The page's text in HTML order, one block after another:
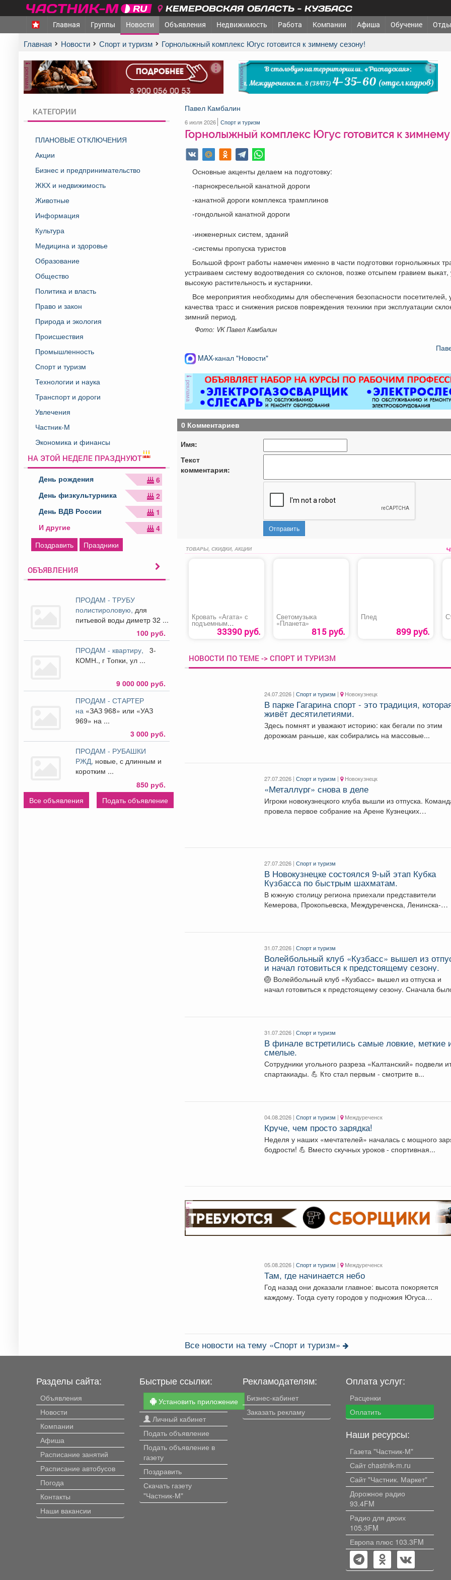
КЕМЕРОВСКАЯ ОБЛАСТЬ - КУЗБАСС
Главная Группы Новости Объявления Недвижимость Работа Компании Афиша Обучение
Главная Новости Спорт и туризм Горнолыжный комплекс Югус готовится к зимнему сезону!
реклама реклама
КАТЕГОРИИ
ПЛАНОВЫЕ ОТКЛЮЧЕНИЯ
Акции
Бизнес и предпринимательство
ЖКХ и недвижимость
Животные
Информация
Культура
Медицина и здоровье
Образование
Общество
Политика и власть
Право и закон
Природа и экология
Происшествия
Промышленность
Спорт и туризм
Технологии и наука
Транспорт и дороги
Увлечения
Частник-М
Экономика и финансы
НА ЭТОЙ НЕДЕЛЕ ПРАЗДНУЮТ
День рождения
6
День физкультурника
2
День ВДВ России
1
И другие
4
Поздравить
Праздники
ОБЪЯВЛЕНИЯ
ПРОДАМ - ТРУБУ
полистироловую, для
питьевой воды диметр 32 ...
100 руб.
ПРОДАМ - квартиру,
3-
КОМН., г Топки, ул ...
9 000 000 руб.
ПРОДАМ - СТАРТЕР
на «ЗАЗ 968» или «УАЗ
969» на ...
3 000 руб.
ПРОДАМ - РУБАШКИ
РЖД, новые, с длинным и
коротким ...
850 руб.
Все объявления
Подать объявление
Павел Камбалин
6 июля 2026 Спорт и туризм
Горнолыжный комплекс Югус готовится к
Основные акценты делаем на подготовку:
-парнокресельной канатной дороги
-канатной дороги комплекса трамплинов
-гондольной канатной дороги
-инженерных систем, зданий
-системы пропуска туристов
Большой фронт работы намечен именно в части подготовки горнолыжных
устраиваем систему водоотведения со склонов, позже отсыпем гравием
высокую растительность и кустарники.
Все мероприятия необходимы для обеспечения безопасности посетителей,
качества трасс и снижения рисков повреждения техники при эксплуатации
зимний период.
Фото: VK Павел Камбалин
MAX-канал "Новости"
реклама
0 Комментариев
Имя:
Текст
комментария:
Отправить
ТОВАРЫ, СКИДКИ, АКЦИИ
Кровать «Агата» с
подъемным
механизмом33390 руб.
Светомузыка
«Планета»
815 руб.
Плед
899 руб.
НОВОСТИ ПО ТЕМЕ -> СПОРТ И ТУРИЗМ
24.07.2026 |Спорт и туризм | Новокузнецк
В парке Гагарина спорт - это традиция,
живёт десятилетиями.
Здесь помнят и уважают историю: как бегали по этим
дорожкам раньше, как собирались на массовые...
27.07.2026 |Спорт и туризм | Новокузнецк
«Металлург» снова в деле
Игроки новокузнецкого клуба вышли из отпуска.
провела первое собрание на Арене Кузнецких
27.07.2026 |Спорт и туризм
В Новокузнецке состоялся 9-ый этап Кубка
Кузбасса по быстрым шахматам.
В южную столицу региона приехали представители
Кемерова, Прокопьевска, Междуреченска, Ленинска-
31.07.2026 |Спорт и туризм
Волейбольный клуб «Кузбасс» вышел из
и начал готовиться к предстоящему сезону.
🏐 Волейбольный клуб «Кузбасс» вышел из отпуска и
начал готовиться к предстоящему сезону. Сначала
31.07.2026 |Спорт и туризм
В финале встретились самые ловкие, меткие
смелые.
Сотрудники угольного разреза «Калтанский» подвели
спартакиады. 💪 Кто стал первым - смотрите в...
04.08.2026 |Спорт и туризм | Междуреченск
Круче, чем просто зарядка!
Неделя у наших «мечтателей» началась с мощного
бодрости! 💪 Вместо скучных уроков - спортивная...
реклама
05.08.2026 |Спорт и туризм | Междуреченск
Там, где начинается небо
Год назад они доказали главное: высота покоряется
каждому. Тогда суету городов у подножия Югуса
Все новости на тему «Спорт и туризм»
Разделы сайта:
Объявления
Новости
Компании
Афиша
Расписание занятий
Расписание автобусов
Погода
Контакты
Наши вакансии
Быстрые ссылки:
Установить приложение
Личный кабинет
Подать объявление
Подать объявление в
газету
Поздравить
Скачать газету
"Частник-М"
Рекламодателям:
Бизнес-кабинет
Заказать рекламу
Оплата услуг:
Расценки
Оплатить
Наши ресурсы:
Газета "Частник-М"
Сайт chastnik-m.ru
Сайт "Частник. Маркет"
Дорожное радио
93.4FM
Радио для двоих
105.3FM
Европа плюс 103.3FM